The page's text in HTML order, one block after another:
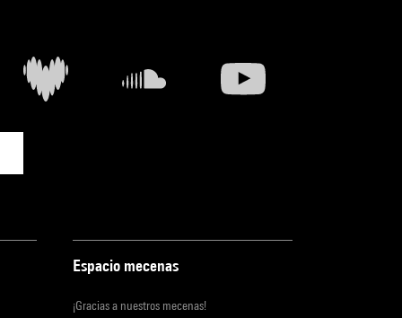
Espacio mecenas
¡Gracias a nuestros mecenas!